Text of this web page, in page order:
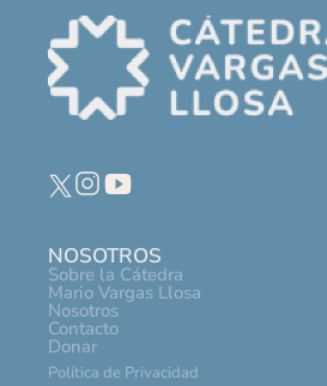
NOSOTROS
Sobre la Cátedra
Mario Vargas Llosa
Nosotros
Contacto
Donar
Política de Privacidad